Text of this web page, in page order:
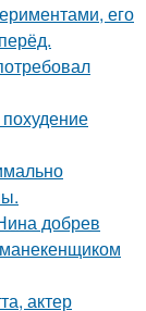
его
добрев
актер